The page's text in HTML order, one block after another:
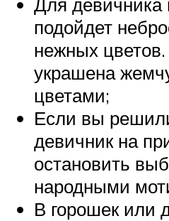
подойдет
нежных
украшена
цветами;
Если вы
девичник на
остановить
народными
В горошек или